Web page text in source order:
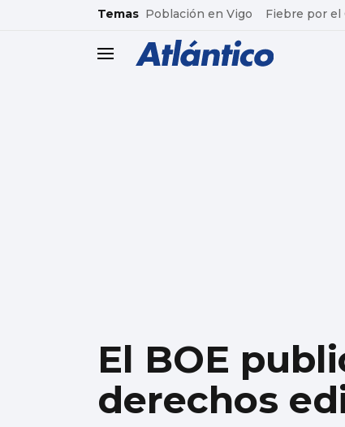
common.go-to-content
Temas Población en Vigo Fiebre por el
header.menu.open
El BOE
derechos